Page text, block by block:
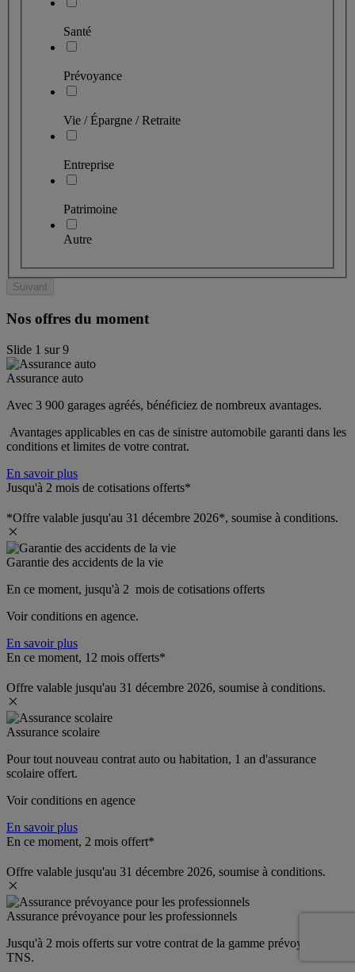
Santé
Prévoyance
Vie / Épargne / Retraite
Entreprise
Patrimoine
Autre
Suivant
Nos offres du moment
Slide 1 sur9
Assurance auto
Avec 3 900 garages agréés, bénéficiez de nombreux avantages.
Avantages applicables en cas de sinistre automobile garanti dans les
conditions et limites de votre contrat.
En savoir plus
Jusqu'à 2 mois de cotisations offerts*
*Offre valable jusqu'au 31 décembre 2026*, soumise à conditions.
Garantie des accidents de la vie
En ce moment, jusqu'à 2  mois de cotisations offerts
Voir conditions en agence.
En savoir plus
En ce moment, 12 mois offerts*
Offre valable jusqu'au 31 décembre 2026, soumise à conditions.
Assurance scolaire
Pour tout nouveau contrat auto ou habitation, 1 an d'assurance
scolaire offert.
Voir conditions en agence
En savoir plus
En ce moment, 2 mois offert*
Offre valable jusqu'au 31 décembre 2026, soumise à conditions.
Assurance prévoyance pour les professionnels
Jusqu'à 2 mois offerts sur votre contrat de la gamme prévoyance
TNS.